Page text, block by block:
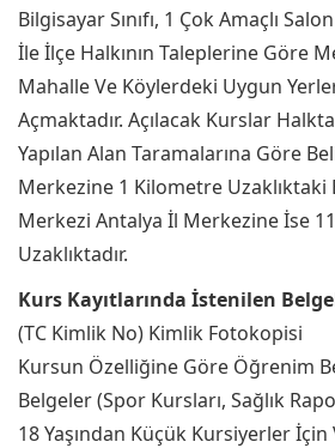
Bilgisayar Sınıfı, 1 Çok Amaçlı
İle İlçe Halkının Taleplerine Göre
Mahalle Ve Köylerdeki Uygun
Açmaktadır. Açılacak Kurslar
Yapılan Alan Taramalarına Göre
Merkezine 1 Kilometre Uzaklıktaki
Merkezi Antalya İl Merkezine İse
Uzaklıktadır.
Kurs Kayıtlarında İstenilen
(TC Kimlik No) Kimlik Fotokopisi
Kursun Özelliğine Göre Öğrenim
Belgeler (Spor Kursları, Sağlık
18 Yaşından Küçük Kursiyerler İçin